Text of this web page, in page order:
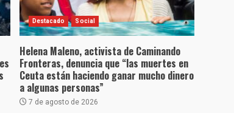
Destacado Social
Helena Maleno, activista de Caminando
Fronteras, denuncia que “las muertes en
Ceuta están haciendo ganar mucho dinero
a algunas personas”
7 de agosto de 2026